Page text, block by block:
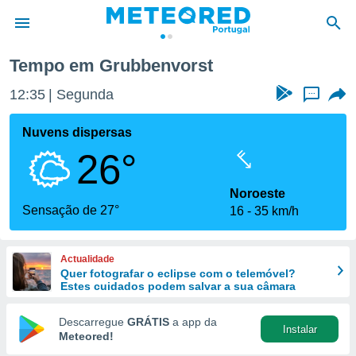
da
foi
fornecidas
a este
das
e
forma
digital
Tempo em Grubbenvorst
12:35 Segunda ...
Nuvens dispersas
26°
Sensação de 27°
Noroeste
16
35 km/h
Actualidade
Quer fotografar o eclipse com o telemóvel?
Estes cuidados podem salvar a sua câmara
Descarregue GRÁTIS a app da
Meteored!
Instalar